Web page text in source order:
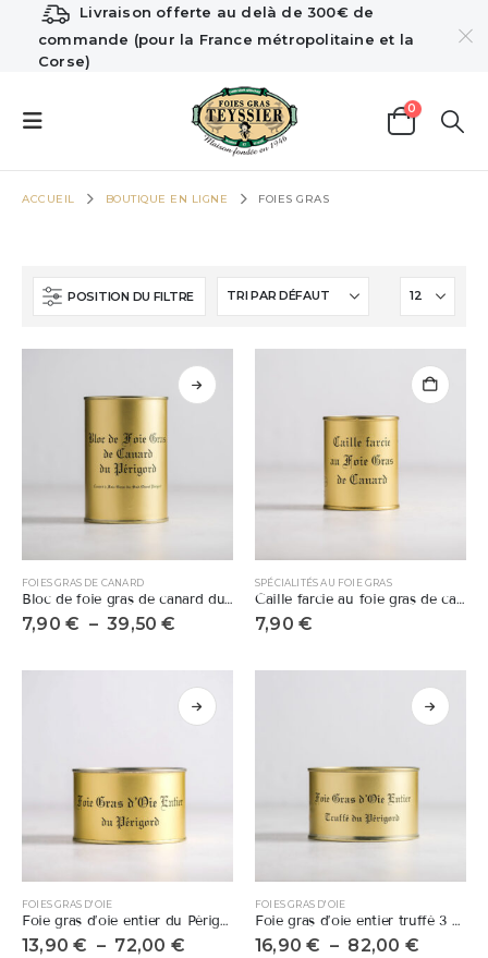
Livraison offerte au delà de 300€ de
commande (pour la France métropolitaine et la
Corse)
0
ACCUEIL BOUTIQUE EN LIGNE FOIES GRAS
POSITION DU FILTRE
FOIES GRAS DE CANARD
Bloc de foie gras de canard du Périgord
7,90 € – 39,50€
SPÉCIALITÉS AU FOIE GRAS
Caille farcie au foie gras de canard
7,90 €
FOIES GRAS D'OIE
Foie gras d’oie entier du Périgord
13,90€ – 72,00 €
FOIES GRAS D'OIE
Foie gras d’oie entier truffé 3 % du Périgord
16,90€ – 82,00 €